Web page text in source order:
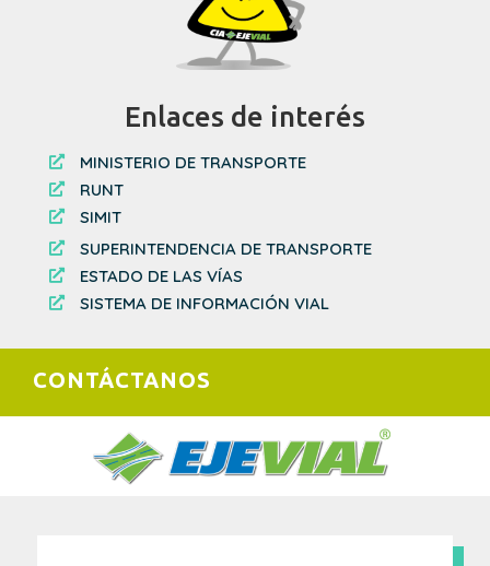
Enlaces de interés
 MINISTERIO DE TRANSPORTE
 RUNT
 SIMIT
 SUPERINTENDENCIA DE TRANSPORTE
 ESTADO DE LAS VÍAS
 SISTEMA DE INFORMACIÓN VIAL
CONTÁCTANOS